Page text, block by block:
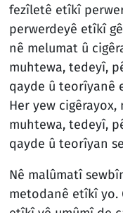
fezîletê etîkî
perwerdeyê etîkî
nê melumat û
muhtewa, tedeyî,
qayde û teorîyanê
Her yew
muhtewa, tedeyî,
qayde û teorîyan
Nê malûmatî
metodanê etîkî yo.